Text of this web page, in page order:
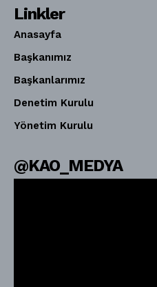
Linkler
Anasayfa
Başkanımız
Başkanlarımız
Denetim Kurulu
Yönetim Kurulu
@KAO_MEDYA